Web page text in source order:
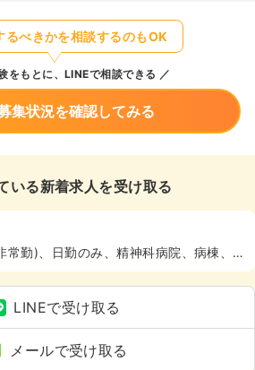
るべきかを相談するのもOK
をもとに、LINEで相談できる
集状況を確認してみる
いる新着求人を受け取る
常勤)、日勤のみ、精神科病院、病棟、4
LINEで受け取る
メールで受け取る